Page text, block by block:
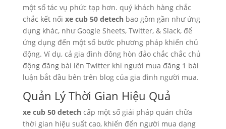
một số tác vụ phức tạp hơn. quý khách hàng chắc
chắc kết nối xe cub 50 detechbao gồm gần như ứng
dụng khác, như Google Sheets, Twitter, & Slack, để
ứng dụng đến một số bước phương pháp khiến chủ
động. Ví dụ, cả gia đình đông hòn đảo chắc chắc chủ
động đăng bài lên Twitter khi người mua đăng 1 bài
luận bắt đầu bên trên blog của gia đình người mua.
Quản Lý Thời Gian Hiệu Quả
xe cub 50 detechcấp một số giải pháp quản chữa
thời gian hiệu suất cao, khiến đến người mua dạng